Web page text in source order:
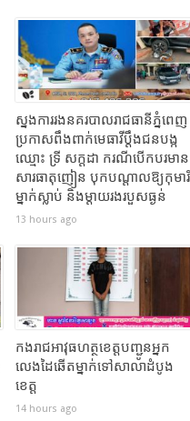
ស្នងការរងនគរបាលរាជធានីភ្នំពេញ
ប្រកាសពឹងពាក់មេធាវីប្តឹងជនបង្ក
ឈ្មោះ ទ្រី សក្ដដា ករណីបើកបរមាន
សារធាតុញៀន បុកបណ្តាលឱ្យកុមារី
ម្នាក់ស្លាប់ និងម្តាយរងរបួសធ្ងន់
13 hours ago
កងរាជឣាវុធហត្ថខេត្តបញ្ជូនអ្នក
លេងដៃឆើតម្នាក់ទៅសាលាដំបូង
ខេត្ត
14 hours ago